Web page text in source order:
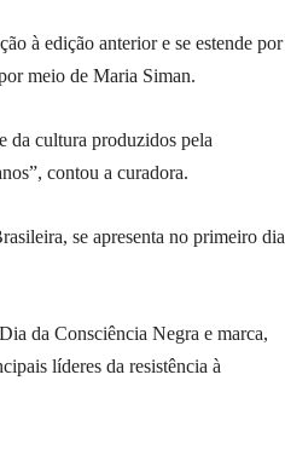
à edição anterior e se estende por
meio de Maria Siman.
da cultura produzidos pela
contou a curadora.
se apresenta no primeiro dia
da Consciência Negra e marca,
líderes da resistência à